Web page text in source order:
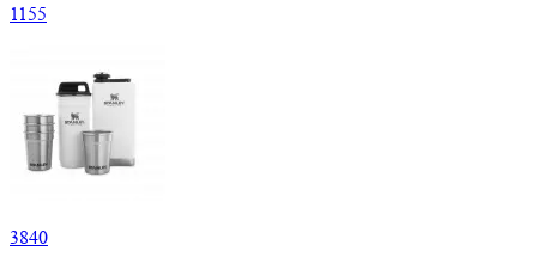
1155
3840